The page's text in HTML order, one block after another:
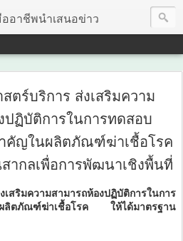
อาชีพนำเสนอข่าว
ตร์บริการ ส่งเสริมความ
ปฏิบัติการในการทดสอบ
คัญในผลิตภัณฑ์ฆ่าเชื้อโรค
ากลเพื่อการพัฒนาเชิงพื้นที่
สริมความสามารถห้องปฏิบัติการในการ
ลิตภัณฑ์ฆ่าเชื้อโรค ให้ได้มาตรฐาน